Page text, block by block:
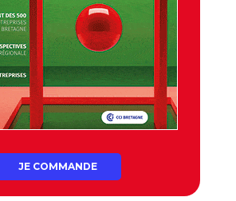
JE COMMANDE